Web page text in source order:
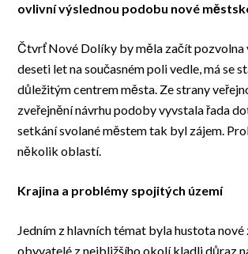
ovlivní výslednou podobu nové
Čtvrť Nové Dolíky by měla začít
deseti let na současném poli vedle, má se
důležitým centrem města. Ze strany
zveřejnění návrhu podoby vyvstala řada
setkání svolané městem tak byl zájem.
několik oblastí.
Krajina a problémy spojitých území
Jedním z hlavních témat byla hustota nové
obyvatelé z nejbližšího okolí kladli důraz